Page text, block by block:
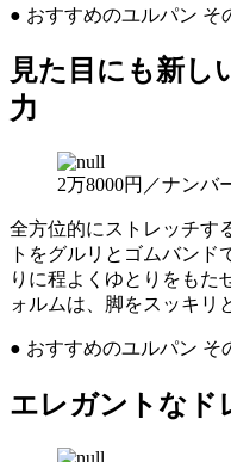
● おすすめのユルパン
見た目にも新し
力
2万8000円／ナンバ
全方位的にストレッチす
トをグルリとゴムバン
りに程よくゆとりをもた
ォルムは、脚をスッキリ
● おすすめのユルパン
エレガントなド